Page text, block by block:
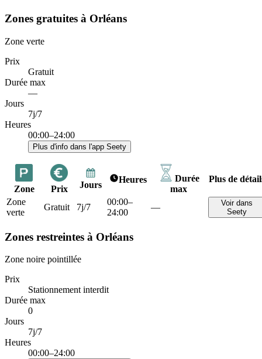
Zones gratuites à Orléans
Zone verte
Prix
Gratuit
Durée max
—
Jours
7j/7
Heures
00:00–24:00
Plus d'info dans l'app Seety
Zone Prix Jours
Heures
Durée
max
Plus de
Zone
verte
Gratuit 7j/7
00:00–
24:00
—
Voir dans
Seety
Zones restreintes à Orléans
Zone noire pointillée
Prix
Stationnement interdit
Durée max
0
Jours
7j/7
Heures
00:00–24:00